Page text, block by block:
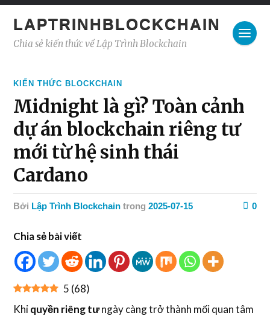
LAPTRINHBLOCKCHAIN
Chia sẻ kiến thức về Lập Trình Blockchain
KIẾN THỨC BLOCKCHAIN
Midnight là gì? Toàn cảnh
dự án blockchain riêng tư
mới từ hệ sinh thái
Cardano
Bởi Lập Trình Blockchain trong2025-07-15 0
Chia sẻ bài viết
5 (68)
Khiquyền riêng tưngày càng trở thành mối quan tâm